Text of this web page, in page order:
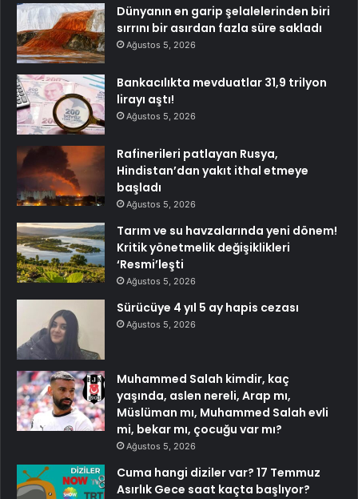
Dünyanın en garip şelalelerinden biri
sırrını bir asırdan fazla süre sakladı
Ağustos 5, 2026
Bankacılıkta mevduatlar 31,9 trilyon
lirayı aştı!
Ağustos 5, 2026
Rafinerileri patlayan Rusya,
Hindistan’dan yakıt ithal etmeye
başladı
Ağustos 5, 2026
Tarım ve su havzalarında yeni dönem!
Kritik yönetmelik değişiklikleri
‘Resmi’leşti
Ağustos 5, 2026
Sürücüye 4 yıl 5 ay hapis cezası
Ağustos 5, 2026
Muhammed Salah kimdir, kaç
yaşında, aslen nereli, Arap mı,
Müslüman mı, Muhammed Salah evli
mi, bekar mı, çocuğu var mı?
Ağustos 5, 2026
Cuma hangi diziler var? 17 Temmuz
Asırlık Gece saat kaçta başlıyor?